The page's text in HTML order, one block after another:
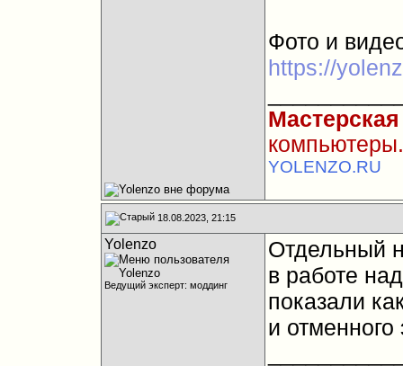
Фото и
https://
YOLENZO.RU
18.08.2023, 21:15
Yolenzo
Ведущий эксперт: моддинг
Отдельный
в работе
показали
и отменного